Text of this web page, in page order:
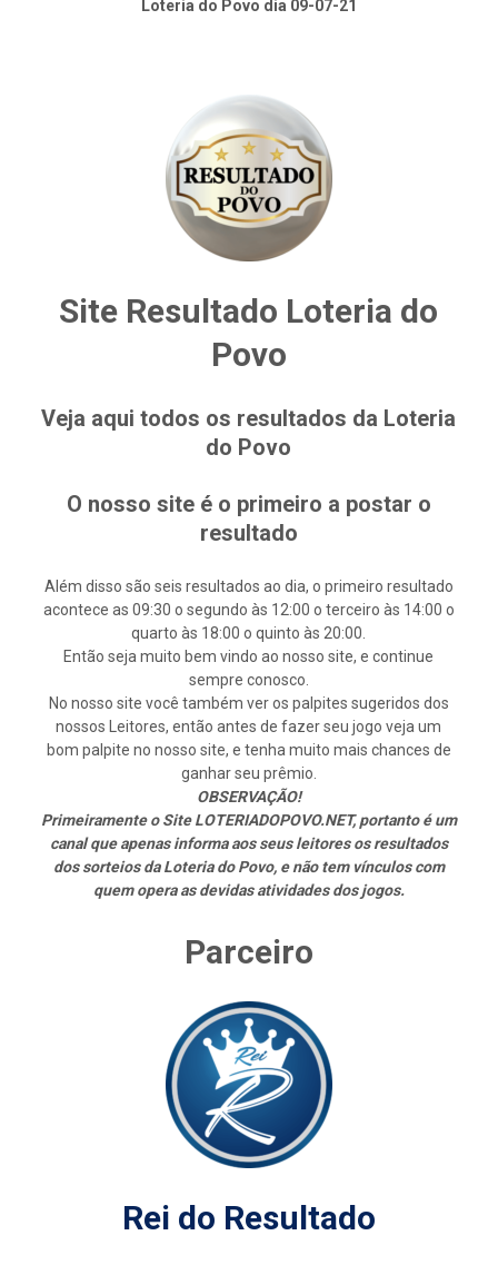
Loteria do Povo dia 09-07-21
Site Resultado Loteria do
Povo
Veja aqui todos os resultados da Loteria
do Povo
O nosso site é o primeiro a postar o
resultado
Além disso são seis resultados ao dia, o primeiro resultado
acontece as 09:30 o segundo às 12:00 o terceiro às 14:00 o
quarto às 18:00 o quinto às 20:00.
Então seja muito bem vindo ao nosso site, e continue
sempre conosco.
No nosso site você também ver os palpites sugeridos dos
nossos Leitores, então antes de fazer seu jogo veja um
bom palpite no nosso site, e tenha muito mais chances de
ganhar seu prêmio.
OBSERVAÇÃO!
Primeiramente o Site LOTERIADOPOVO.NET, portanto é um
canal que apenas informa aos seus leitores os resultados
dos sorteios da Loteria do Povo, e não tem vínculos com
quem opera as devidas atividades dos jogos.
Parceiro
Rei do Resultado